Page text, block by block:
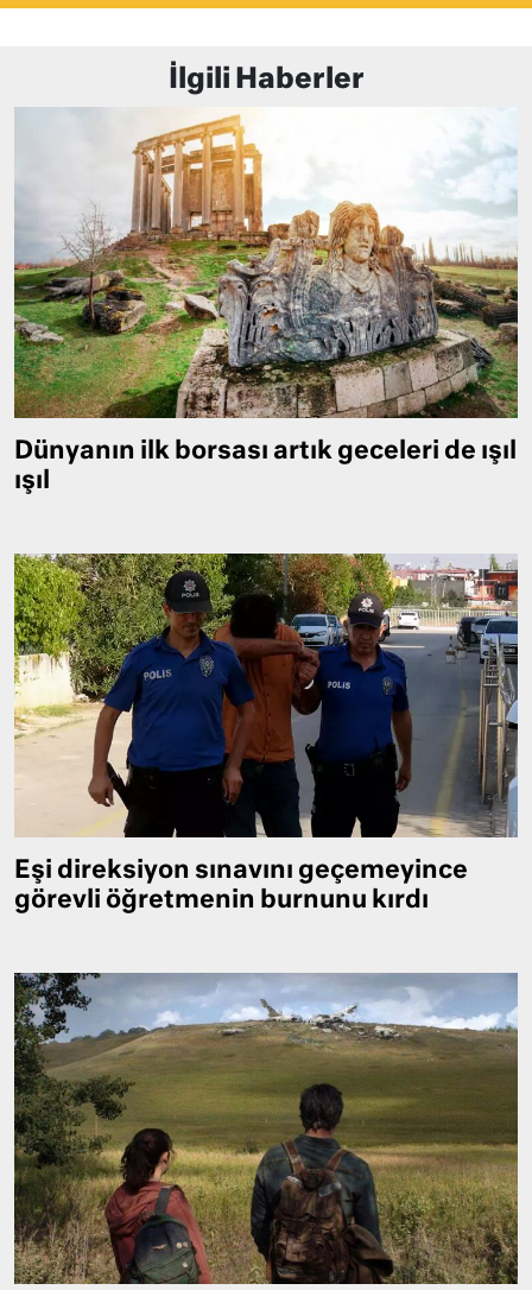
İlgili Haberler
Dünyanın ilk borsası artık geceleri de ışıl
ışıl
Eşi direksiyon sınavını geçemeyince
görevli öğretmenin burnunu kırdı